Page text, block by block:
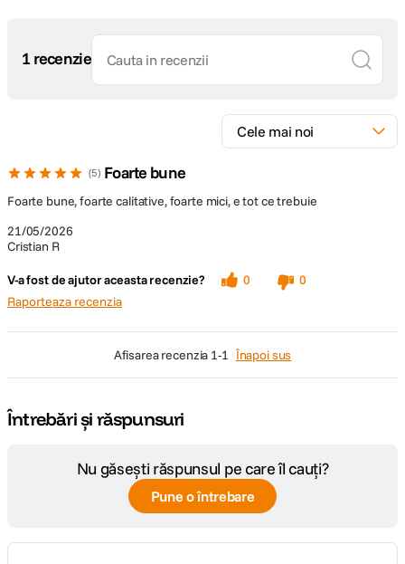
1 recenzie
5 Foarte bune
21/05/2026
Cristian R
Foarte bune, foarte calitative, foarte mici, e tot ce trebuie
V-a fost de ajutor aceasta recenzie? 0
0
Raporteaza recenzia
afisarea recenzia 1-1 Înapoi sus
Întrebări și răspunsuri
Nu găsești răspunsul pe care îl cauți?
Pune o întrebare